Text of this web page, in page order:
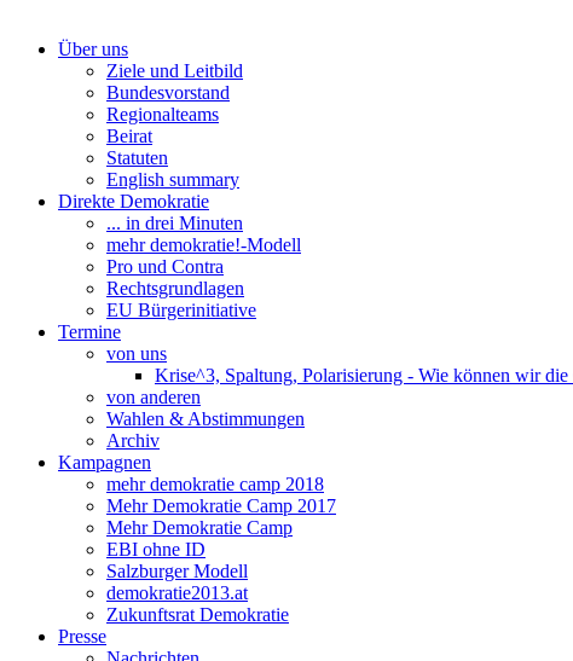
Über uns
Ziele und Leitbild
Bundesvorstand
Regionalteams
Beirat
Statuten
English summary
Direkte Demokratie
... in drei Minuten
mehr demokratie!-Modell
Pro und Contra
Rechtsgrundlagen
EU Bürgerinitiative
Termine
von uns
Krise^3, Spaltung, Polarisierung - Wie können wir die
von anderen
Wahlen & Abstimmungen
Archiv
Kampagnen
mehr demokratie camp 2018
Mehr Demokratie Camp 2017
Mehr Demokratie Camp
EBI ohne ID
Salzburger Modell
demokratie2013.at
Zukunftsrat Demokratie
Presse